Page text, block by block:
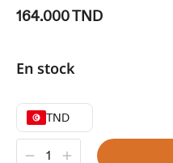
164.000TND
En stock
TND